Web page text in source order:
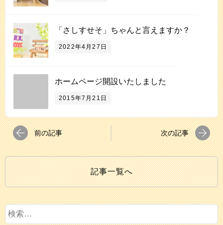
「さしすせそ」ちゃんと言えますか？
2022年4月27日
ホームページ開設いたしました
2015年7月21日
前の記事 次の記事
記事一覧へ
検
索: